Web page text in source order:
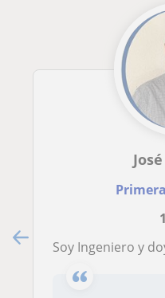
Soy Ingeniero y doy clases particulares